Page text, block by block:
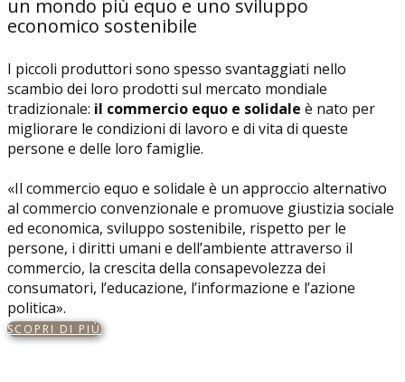
un mondo più equo e uno sviluppo
economico sostenibile
I piccoli produttori sono spesso svantaggiati nello
scambio dei loro prodotti sul mercato mondiale
tradizionale: il commercio equo e solidale è nato per
migliorare le condizioni di lavoro e di vita di queste
persone e delle loro famiglie.
«Il commercio equo e solidale è un approccio alternativo
al commercio convenzionale e promuove giustizia sociale
ed economica, sviluppo sostenibile, rispetto per le
persone, i diritti umani e dell’ambiente attraverso il
commercio, la crescita della consapevolezza dei
consumatori, l’educazione, l’informazione e l’azione
politica».
SCOPRI DI PIÙ